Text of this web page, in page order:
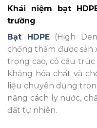
Khái niệm bạt
trường
Bạt HDPE(High
chống thấm được
trọng cao, có cấu
kháng hóa chất và
liệu chuyên dụng
năng cách ly nước,
đất tự nhiên.